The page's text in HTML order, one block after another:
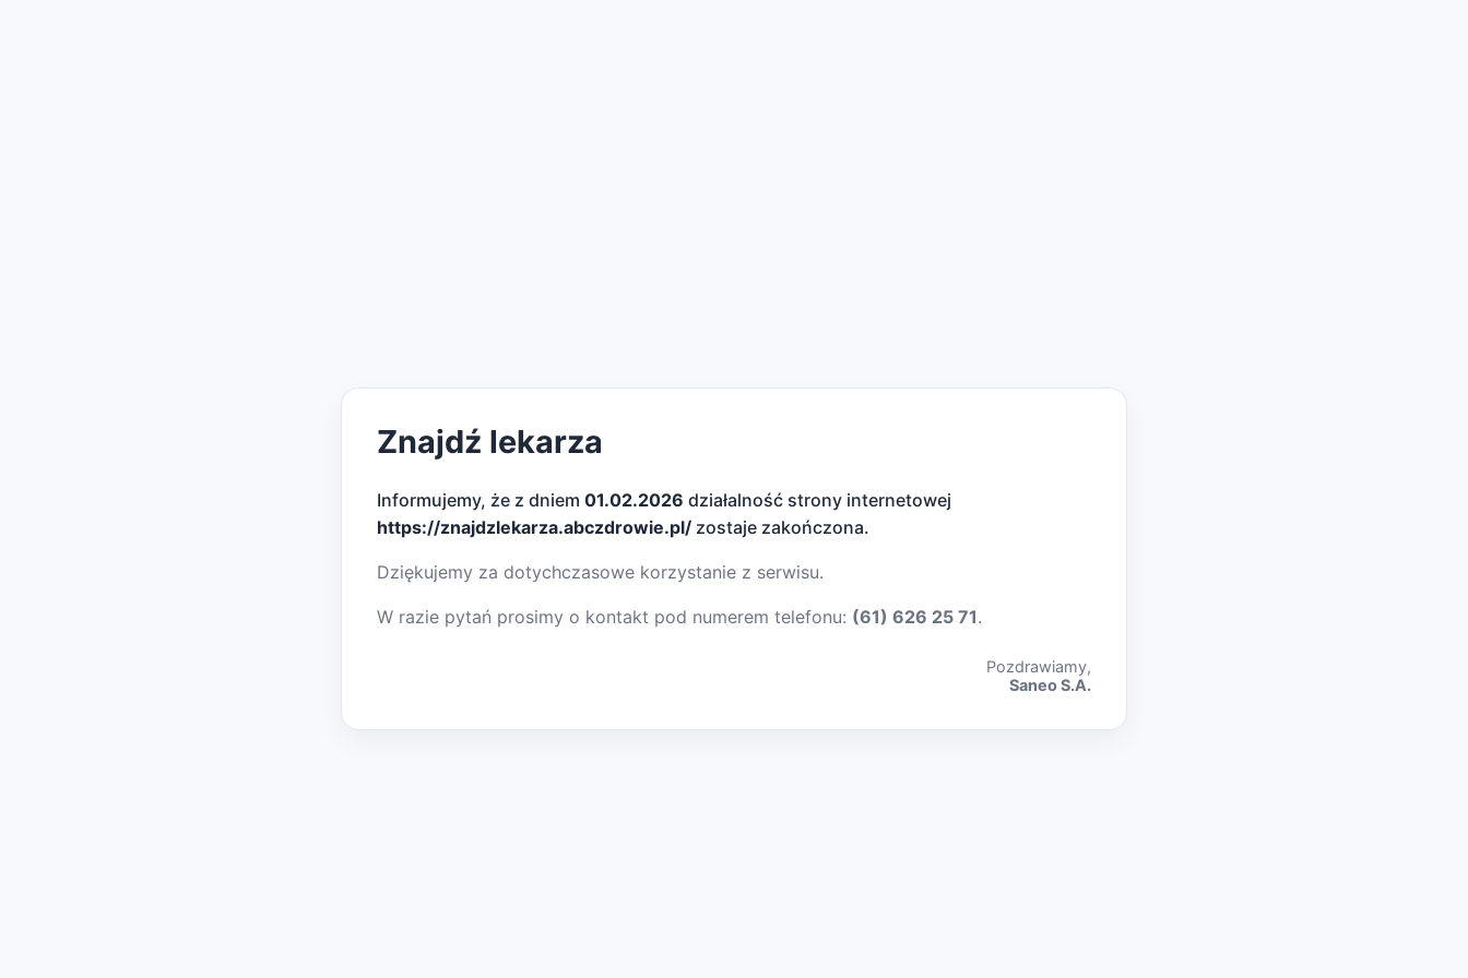
Znajdź lekarza
Informujemy, że z dniem 01.02.2026 działalność strony internetowej
https://znajdzlekarza.abczdrowie.pl/ zostaje zakończona.
Dziękujemy za dotychczasowe korzystanie z serwisu.
W razie pytań prosimy o kontakt pod numerem telefonu: (61) 626 25 71.
Pozdrawiamy,
Saneo S.A.